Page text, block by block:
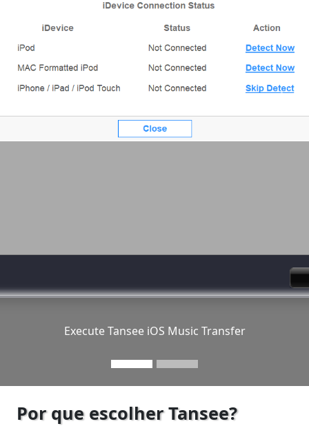
Execute Tansee iOS Music Transfer
Por que escolher Tansee?